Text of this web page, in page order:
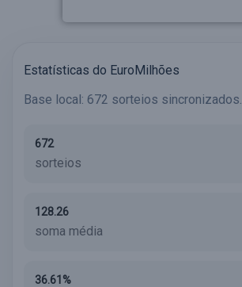
Estatísticas do EuroMilhões
Base local: 672 sorteios sincronizados.
672
sorteios
128.26
soma média
36.61%